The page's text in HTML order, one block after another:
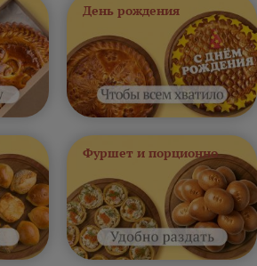
День рождения
Фуршет и порционно